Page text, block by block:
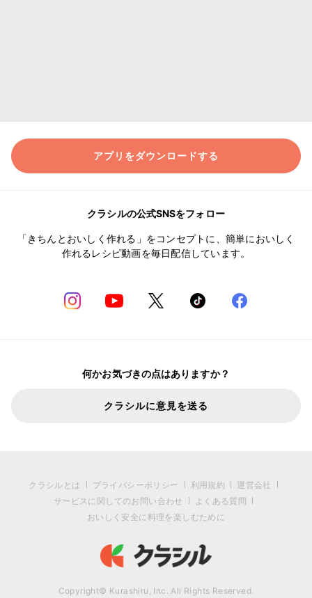
アプリをダウンロードする
クラシルの公式SNSをフォロー
「きちんとおいしく作れる」をコンセプトに、簡単においしく
作れるレシピ動画を毎日配信しています。
何かお気づきの点はありますか？
クラシルに意見を送る
クラシルとは プライバシーポリシー 利用規約
運営会社
サービスに関してのお問い合わせ
よくある質問
おいしく安全に料理を楽しむために
Copyright© Kurashiru, Inc. All Rights Reserved.